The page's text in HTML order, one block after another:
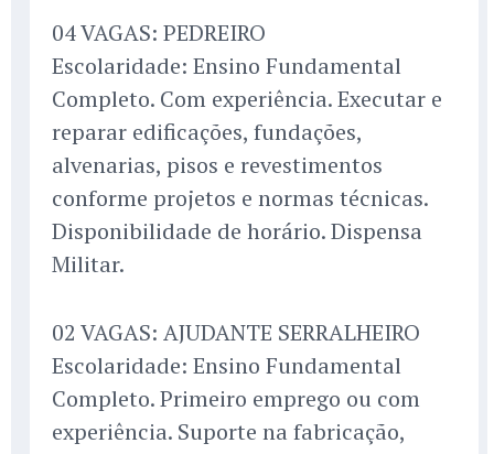
04 VAGAS: PEDREIRO
Escolaridade: Ensino Fundamental
Completo. Com experiência. Executar e
reparar edificações, fundações,
alvenarias, pisos e revestimentos
conforme projetos e normas técnicas.
Disponibilidade de horário. Dispensa
Militar.
02 VAGAS: AJUDANTE SERRALHEIRO
Escolaridade: Ensino Fundamental
Completo. Primeiro emprego ou com
experiência. Suporte na fabricação,